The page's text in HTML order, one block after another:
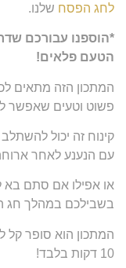
לחג הפסח שלנו.
*הוספנו עבורכם
הטעם פלאים!
המתכון הזה מתאים
פשוט וטעים שאפשר
קינוח זה יכול
עם הנענע לאחר
או אפילו אם סתם בא
בשבילכם במהלך חג
10 דקות בלבד!